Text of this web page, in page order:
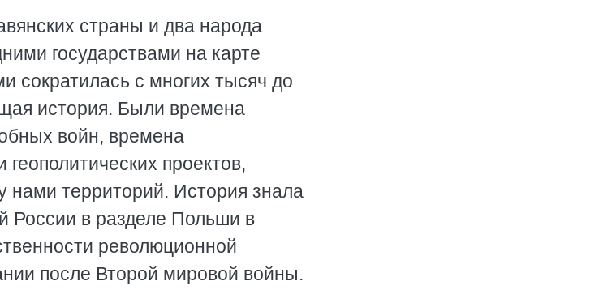
страны и два народа
государствами на карте
сократилась с многих тысяч до
история. Были времена
войн, времена
проектов,
территорий. История знала
России в разделе Польши в
революционной
после Второй мировой войны.